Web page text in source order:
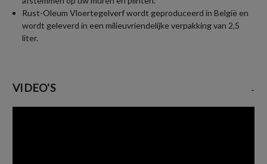
Rust-Oleum Vloertegelverf wordt geproduceerd in België en
wordt geleverd in een milieuvriendelijke verpakking van 2,5
liter.
VIDEO'S -